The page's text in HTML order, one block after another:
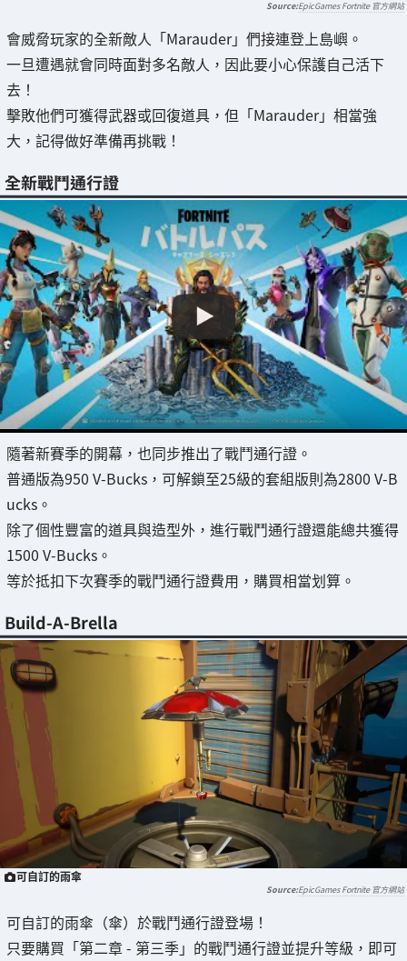
EpicGames Fortnite 官方網站
會威脅玩家的全新敵人「Marauder」們接連登上島嶼。
一旦遭遇就會同時面對多名敵人，因此要小心保護自己活下
去！
擊敗他們可獲得武器或回復道具，但「Marauder」相當強
大，記得做好準備再挑戰！
全新戰鬥通行證
隨著新賽季的開幕，也同步推出了戰鬥通行證。
普通版為950 V-Bucks，可解鎖至25級的套組版則為2800 V-B
ucks。
除了個性豐富的道具與造型外，進行戰鬥通行證還能總共獲得
1500 V-Bucks。
等於抵扣下次賽季的戰鬥通行證費用，購買相當划算。
Build-A-Brella
可自訂的雨傘
EpicGames Fortnite 官方網站
可自訂的雨傘（傘）於戰鬥通行證登場！
只要購買「第二章 - 第三季」的戰鬥通行證並提升等級，即可